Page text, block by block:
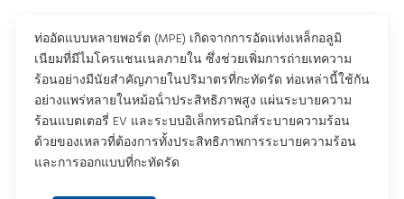
ท่ออัดแบบหลายพอร์ต (MPE) เกิดจากการอัดแท่งเหล็กอลูมิ
เนียมที่มีไมโครแชนเนลภายใน ซึ่งช่วยเพิ่มการถ่ายเทความ
ร้อนอย่างมีนัยสําคัญภายในปริมาตรที่กะทัดรัด ท่อเหล่านี้ใช้กัน
อย่างแพร่หลายในหม้อน้ําประสิทธิภาพสูง แผ่นระบายความ
ร้อนแบตเตอรี่ EV และระบบอิเล็กทรอนิกส์ระบายความร้อน
ด้วยของเหลวที่ต้องการทั้งประสิทธิภาพการระบายความร้อน
และการออกแบบที่กะทัดรัด